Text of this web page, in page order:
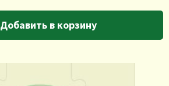
Добавить в корзину